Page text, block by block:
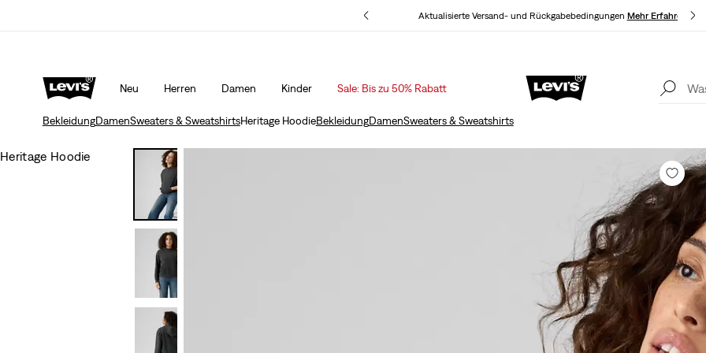
Aktualisierte Versand- und Rückgabebedingungen Mehr Erfahren
Neu Herren Damen Kinder Sale: Bis zu 50% Rabatt
Sale: Bis zu 50% Rabatt + 10% extra*Mehr Erfahren
BekleidungDamenSweaters & SweatshirtsHeritage HoodieBekleidungDamenSweaters & Sweatshirts
Heritage Hoodie